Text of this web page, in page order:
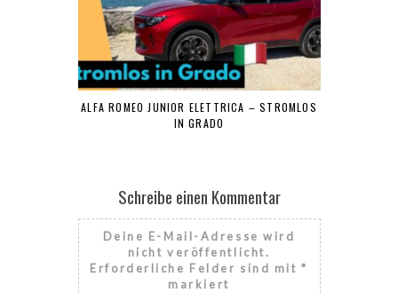
ALFA ROMEO JUNIOR ELETTRICA – STROMLOS
IN GRADO
Schreibe einen Kommentar
Deine E-Mail-Adresse wird
nicht veröffentlicht.
Erforderliche Felder sind mit*
markiert